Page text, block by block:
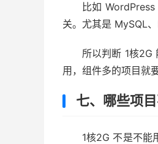
比如
关。尤其是 MySQL
所以判断 1核2G
用，组件多的项目就
七、哪些项
1核2G 不是不能